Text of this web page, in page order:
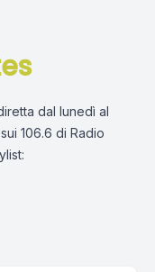
dal lunedì al
106.6 di Radio